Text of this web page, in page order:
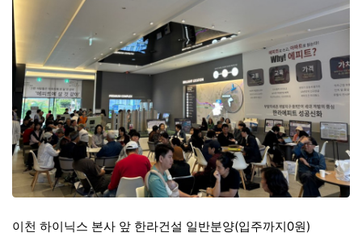
이천 하이닉스 본사 앞 한라건설 일반분양(입주까지0원)